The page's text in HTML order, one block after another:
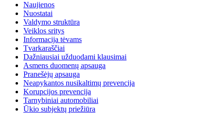
Naujienos
Nuostatai
Valdymo struktūra
Veiklos sritys
Informacija tėvams
Tvarkaraščiai
Dažniausiai užduodami klausimai
Asmens duomenų apsauga
Pranešėjų apsauga
Neapykantos nusikaltimų prevencija
Korupcijos prevencija
Tarnybiniai automobiliai
Ūkio subjektų priežiūra